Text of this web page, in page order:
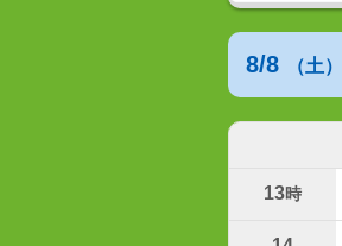
8/8 （土）
13時